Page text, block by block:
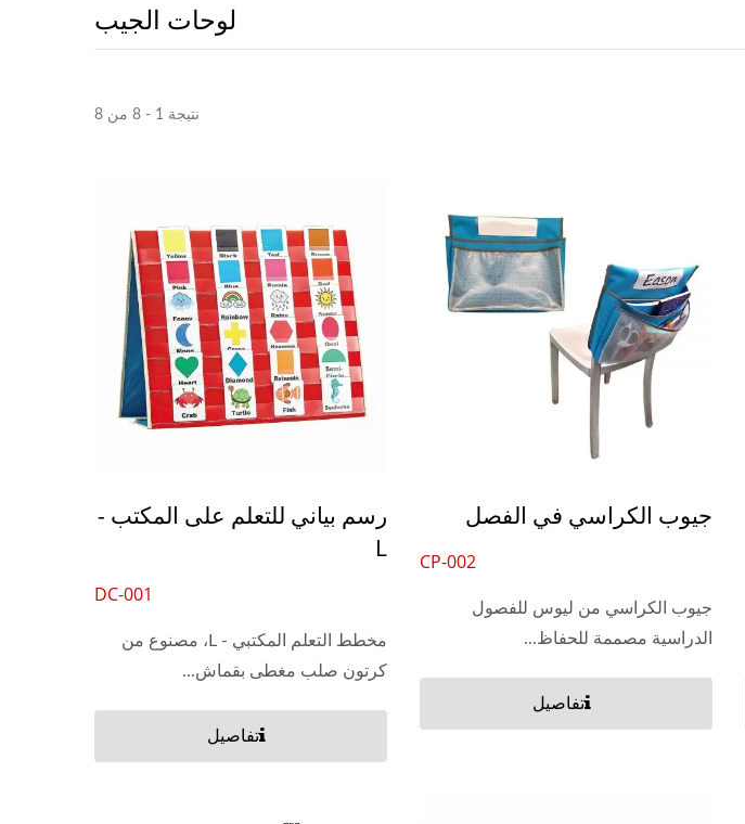
لوحات الجيب
نتيجة 1 - 8 من 8
جيوب الكراسي في الفصل
CP-002
جيوب الكراسي من ليوس للفصول
الدراسية مصممة للحفاظ...
تفاصيل
رسم بياني للتعلم على المكتب -
L
DC-001
مخطط التعلم المكتبي - L، مصنوع من
كرتون صلب مغطى بقماش...
تفاصيل